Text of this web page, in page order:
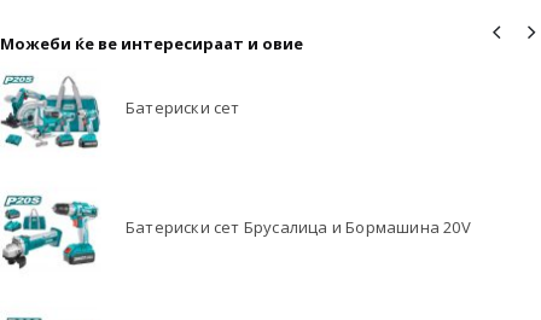
Можеби ќе ве интересираат и овие
Батериски сет
Батериски сет Брусалица и Бормашина 20V